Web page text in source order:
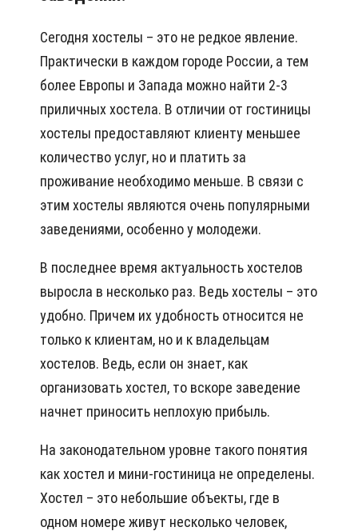
Сегодня хостелы – это не редкое явление.
Практически в каждом городе России, а тем
более Европы и Запада можно найти 2-3
приличных хостела. В отличии от гостиницы
хостелы предоставляют клиенту меньшее
количество услуг, но и платить за
проживание необходимо меньше. В связи с
этим хостелы являются очень популярными
заведениями, особенно у молодежи.
В последнее время актуальность хостелов
выросла в несколько раз. Ведь хостелы – это
удобно. Причем их удобность относится не
только к клиентам, но и к владельцам
хостелов. Ведь, если он знает, как
организовать хостел, то вскоре заведение
начнет приносить неплохую прибыль.
На законодательном уровне такого понятия
как хостел и мини-гостиница не определены.
Хостел – это небольшие объекты, где в
одном номере живут несколько человек,